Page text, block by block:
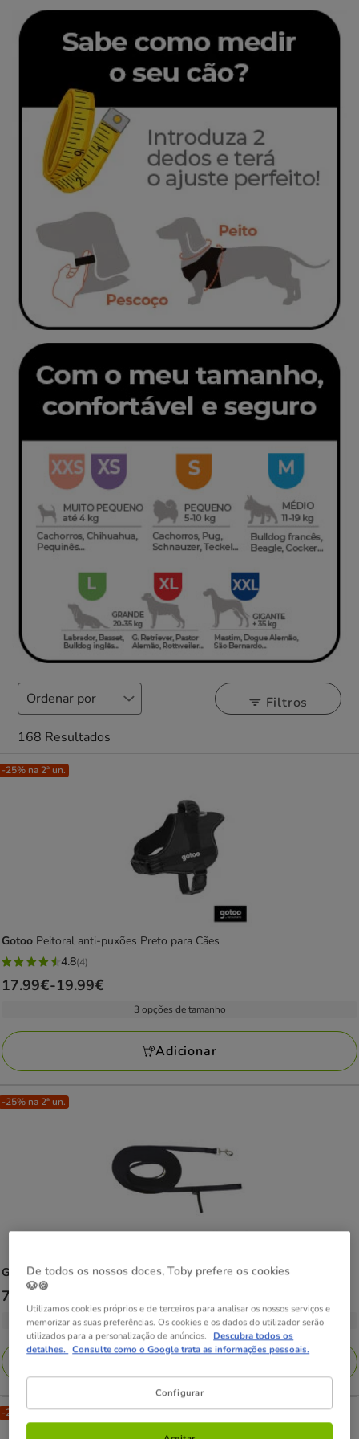
Filtros
168 Resultados
-25% na 2ª un.
Gotoo Peitoral anti-puxões Preto para Cães
4.8
estrelas
avaliações
4.8(4)
Preço
a
19.99€
17.99€-19.99€
3 opções de tamanho
Adicionar
-25% na 2ª un.
GotooTrela comprida 5 metros para cães
Preço
7.29€
a
14.99€
7.29€ -
3 opções de medidas
-25% na 2ª un.
De todos os nossos doces, Toby prefere os cookies
🐶🍪
Utilizamos cookies próprios e de terceiros para analisar os nossos serviços e
memorizar as suas preferências. Os cookies e os dados do utilizador serão
utilizados para a personalização de anúncios. Descubra todos os
detalhes. Consulte como o Google trata as informações pessoais.
Configurar